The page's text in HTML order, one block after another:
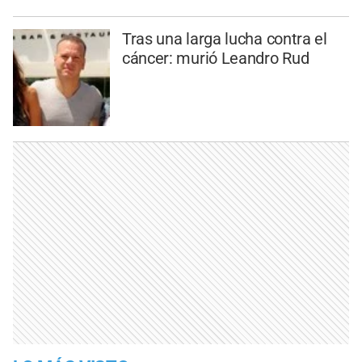
Tras una larga lucha contra el
cáncer: murió Leandro Rud